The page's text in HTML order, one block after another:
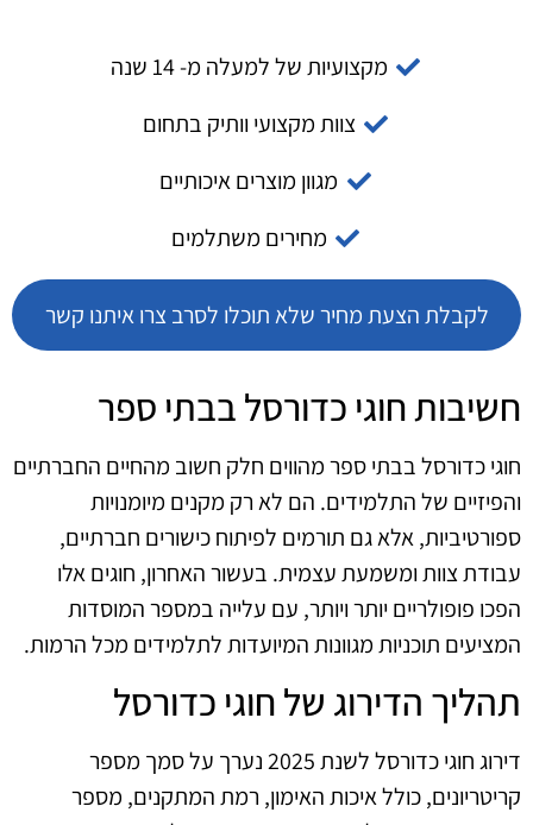
מקצועיות של למעלה מ- 14 שנה
צוות מקצועי וותיק בתחום
מגוון מוצרים איכותיים
מחירים משתלמים
לקבלת הצעת מחיר שלא תוכלו לסרב צרו איתנו קשר
חשיבות חוגי כדורסל בבתי ספר
חוגי כדורסל בבתי ספר מהווים חלק חשוב מהחיים החברתיים
והפיזיים של התלמידים. הם לא רק מקנים מיומנויות
ספורטיביות, אלא גם תורמים לפיתוח כישורים חברתיים,
עבודת צוות ומשמעת עצמית. בעשור האחרון, חוגים אלו
הפכו פופולריים יותר ויותר, עם עלייה במספר המוסדות
המציעים תוכניות מגוונות המיועדות לתלמידים מכל הרמות.
תהליך הדירוג של חוגי כדורסל
דירוג חוגי כדורסל לשנת 2025 נערך על סמך מספר
קריטריונים, כולל איכות האימון, רמת המתקנים, מספר